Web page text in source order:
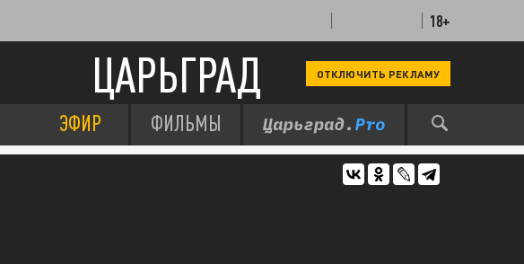
18+
ЦАРЬГРАД ОТКЛЮЧИТЬ РЕКЛАМУ
ЭФИР ФИЛЬМЫ